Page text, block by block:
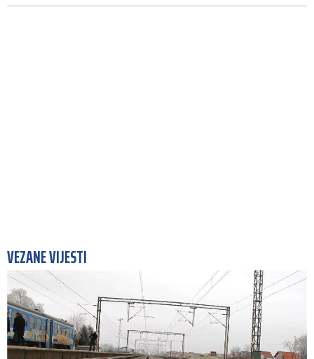
VEZANE VIJESTI